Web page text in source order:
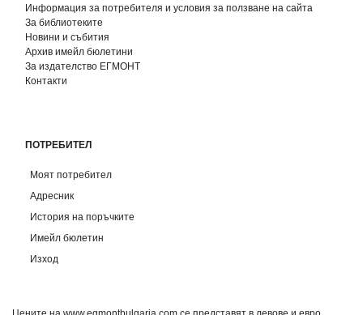
Информация за потребителя и условия за ползване на сайта
За библиотеките
Новини и събития
Архив имейл бюлетини
За издателство ЕГМОНТ
Контакти
ПОТРЕБИТЕЛ
Моят потребител
Адресник
История на поръчките
Имейл бюлетин
Изход